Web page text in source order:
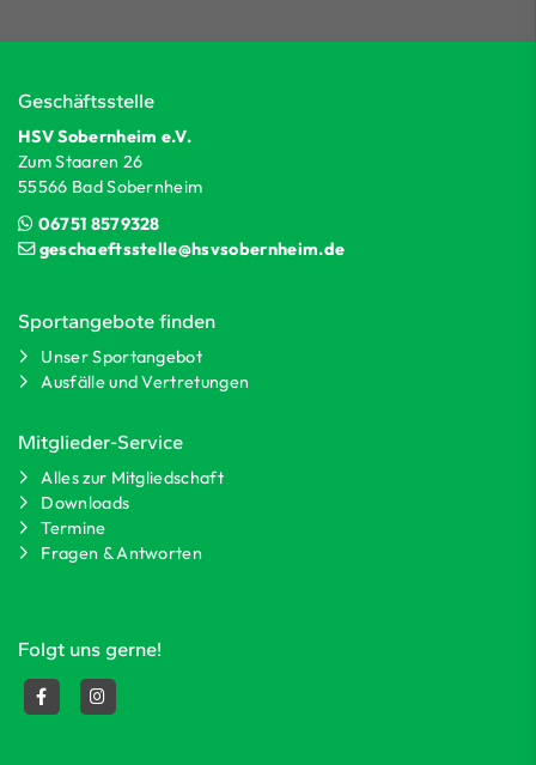
Geschäftsstelle
HSV Sobernheim e.V.
Zum Staaren 26
55566 Bad Sobernheim
06751 8579328
geschaeftsstelle@hsvsobernheim.de
Sportangebote finden
Unser Sportangebot
Ausfälle und Vertretungen
Mitglieder-Service
Alles zur Mitgliedschaft
Downloads
Termine
Fragen & Antworten
Folgt uns gerne!